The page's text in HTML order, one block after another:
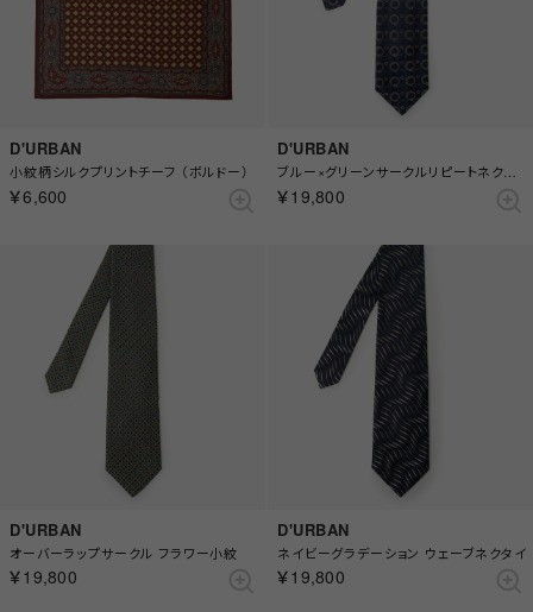
D'URBAN
小紋柄シルクプリントチーフ （ボルドー）
￥6,600
D'URBAN
ブルー×グリーンサークルリピートネクタイ
￥19,800
D'URBAN
オーバーラップサークル フラワー小紋
￥19,800
D'URBAN
ネイビーグラデーション ウェーブネクタイ
￥19,800